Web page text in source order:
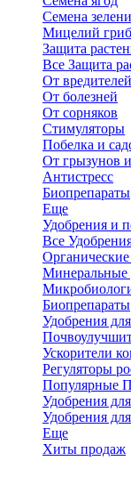
Семена
Мицелий
Защита
Все Защита
От вредителей
От болезней
От сорняков
Стимуляторы
Побелка и
От грызунов
Антистресс
Биопрепараты
Еще
Удобрения и
Все
Минеральные
Биопрепараты
Удобрения
Ускорители
Регуляторы
Популярные
Удобрения
Удобрения
Еще
Хиты продаж